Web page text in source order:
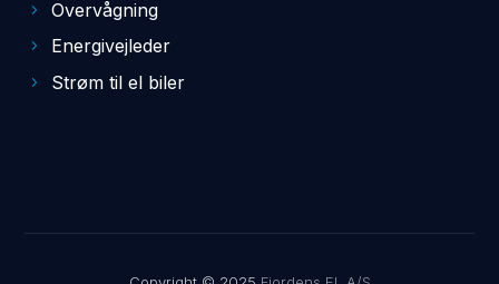
Overvågning
Energivejleder
Strøm til el biler